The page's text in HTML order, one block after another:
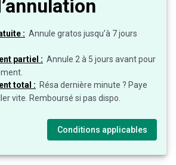
: Annule gratos jusqu’à 7 jours
partiel : Annule 2 à 5 jours avant pour
total : Résa dernière minute ? Paye
vite. Remboursé si pas dispo.
Conditions applicables